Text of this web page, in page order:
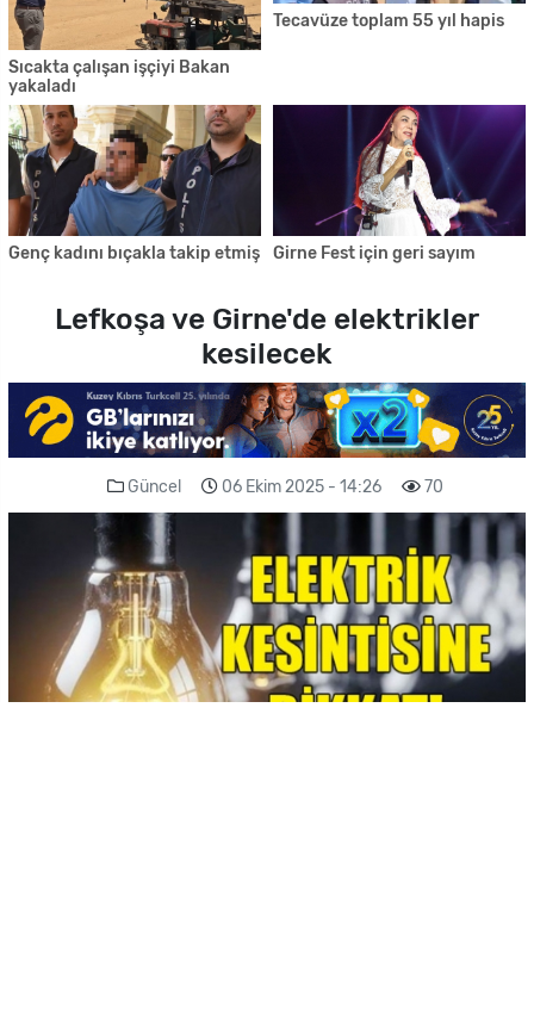
Sıcakta çalışan işçiyi Bakan
yakaladı
Tecavüze toplam 55 yıl hapis
Genç kadını bıçakla takip etmiş Girne Fest için geri sayım
Lefkoşa ve Girne'de elektrikler
kesilecek
Güncel 06 Ekim 2025 - 14:26 70